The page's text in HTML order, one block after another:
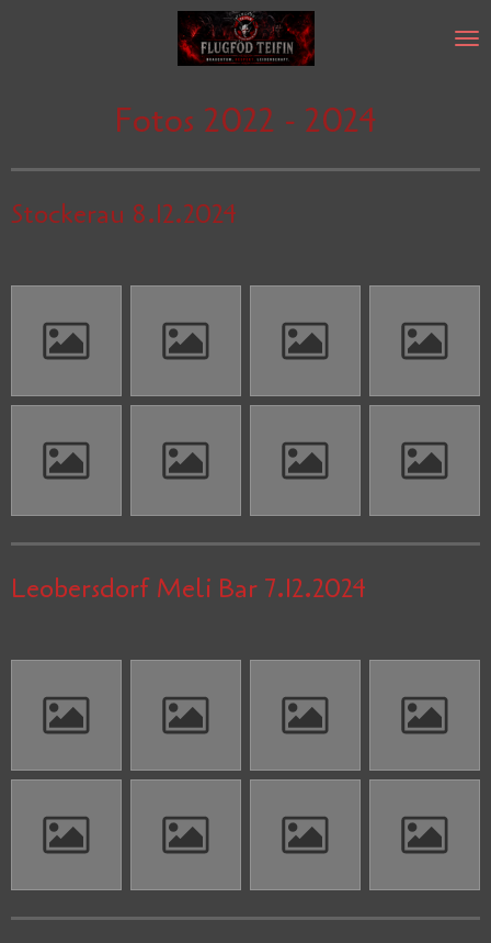
Fotos 2022 - 2024
Stockerau 8.12.2024
Leobersdorf Meli Bar 7.12.2024